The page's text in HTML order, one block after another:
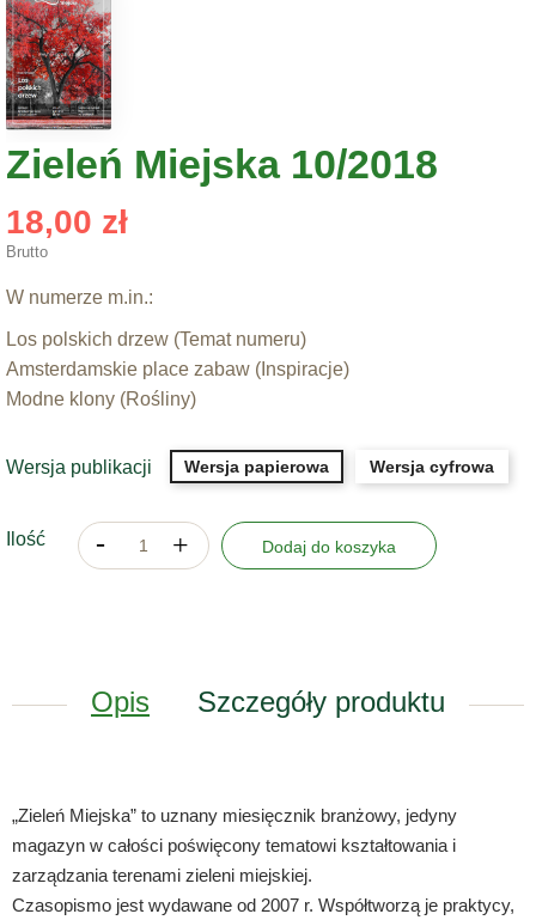
Zieleń Miejska 10/2018
18,00 zł
Brutto
W numerze m.in.:
Los polskich drzew (Temat numeru)
Amsterdamskie place zabaw (Inspiracje)
Modne klony (Rośliny)
Wersja publikacji Wersja papierowa Wersja cyfrowa
Ilość Dodaj do koszyka
Opis Szczegóły produktu
„Zieleń Miejska” to uznany miesięcznik branżowy, jedyny
magazyn w całości poświęcony tematowi kształtowania i
zarządzania terenami zieleni miejskiej.
Czasopismo jest wydawane od 2007 r. Współtworzą je praktycy,